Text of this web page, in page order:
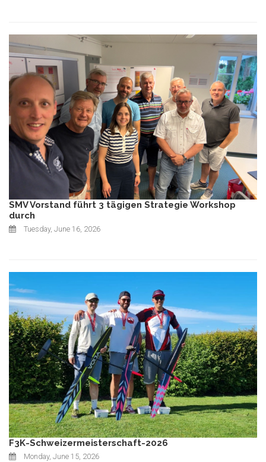
SMV Vorstand führt 3 tägigen Strategie Workshop
durch
Tuesday, June 16, 2026
F3K-Schweizermeisterschaft-2026
Monday, June 15, 2026